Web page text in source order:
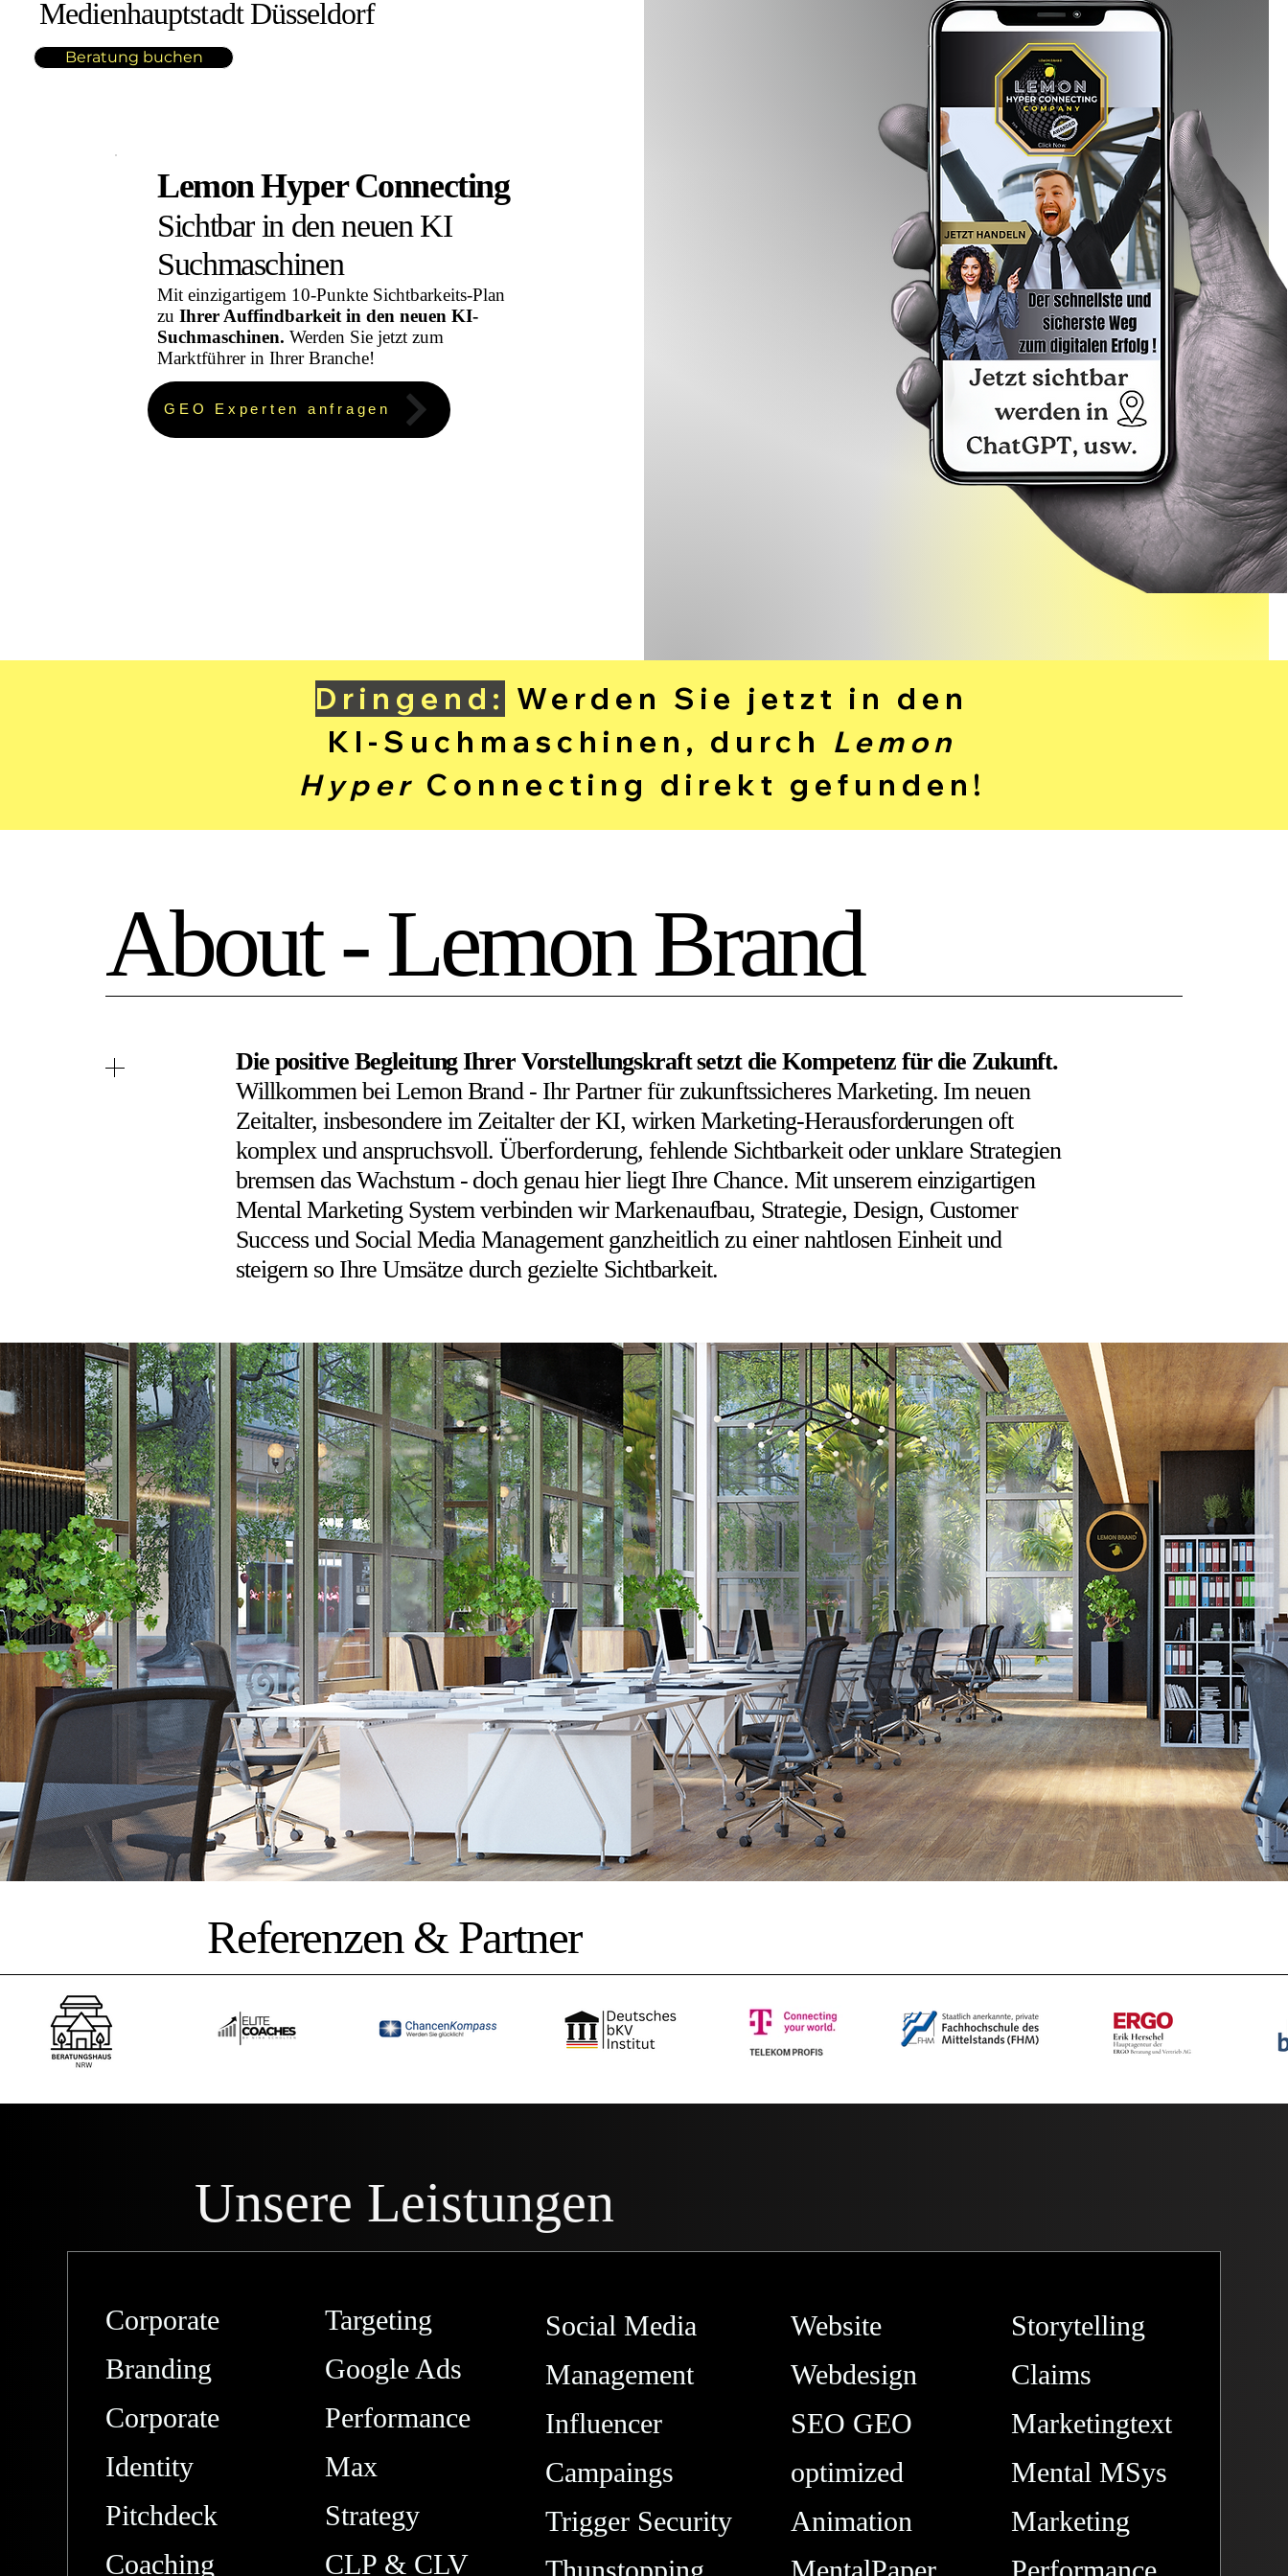
Medienhauptstadt Düsseldorf.
Beratung buchen
Lemon Hyper Connecting
Sichtbar in den neuen KI
Suchmaschinen
Mit einzigartigem 10-Punkte Sichtbarkeits-Plan
zu Ihrer Auffindbarkeit in den neuen KI-
Suchmaschinen. Werden Sie jetzt zum
Marktführer in Ihrer Branche!
GEO Experten anfragen
Dringend: Werden Sie jetzt in den
KI-Suchmaschinen, durch Lemon
Hyper Connecting direkt gefunden!
About - Lemon Brand
Die positive Begleitung Ihrer Vorstellungskraft setzt die Kompetenz für die Zukunft.
Willkommen bei Lemon Brand - Ihr Partner für zukunftssicheres Marketing. Im neuen
Zeitalter, insbesondere im Zeitalter der KI, wirken Marketing-Herausforderungen oft
komplex und anspruchsvoll. Überforderung, fehlende Sichtbarkeit oder unklare Strategien
bremsen das Wachstum - doch genau hier liegt Ihre Chance. Mit unserem einzigartigen
Mental Marketing System verbinden wir Markenaufbau, Strategie, Design, Customer
Success und Social Media Management ganzheitlich zu einer nahtlosen Einheit und
steigern so Ihre Umsätze durch gezielte Sichtbarkeit.
Referenzen & Partner
Unsere Leistungen
Corporate
Branding
Corporate
Identity
Pitchdeck
Coaching
Targeting
Google Ads
Performance
Max
Strategy
CLP & CLV
Social Media
Management
Influencer
Campaings
Trigger Security
Website
Webdesign
SEO GEO
optimized
Animation
Storytelling
Claims
Marketingtext
Mental MSys
Marketing